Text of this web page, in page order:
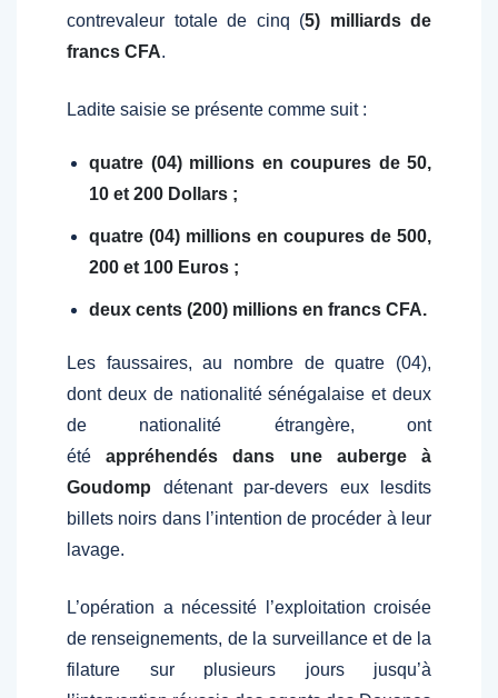
contrevaleur totale de cinq (5) milliards de
francs CFA.
Ladite saisie se présente comme suit :
quatre (04) millions en coupures de 50,
10 et 200 Dollars ;
quatre (04) millions en coupures de 500,
200 et 100 Euros ;
deux cents (200) millions en francs CFA.
Les faussaires, au nombre de quatre (04),
dont deux de nationalité sénégalaise et deux
de nationalité étrangère, ont
étéappréhendés dans une auberge à
Goudomp détenant par-devers eux lesdits
billets noirs dans l’intention de procéder à leur
lavage.
L’opération a nécessité l’exploitation croisée
de renseignements, de la surveillance et de la
filature sur plusieurs jours jusqu’à